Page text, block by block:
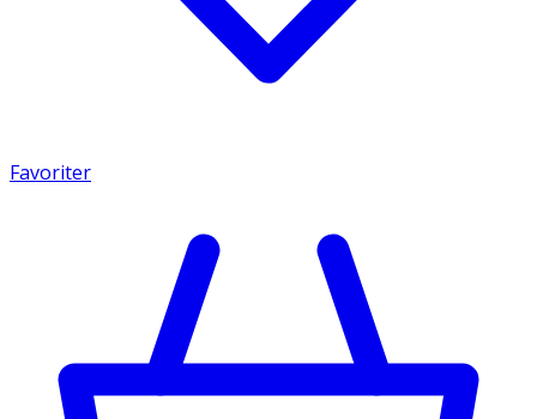
Favoriter